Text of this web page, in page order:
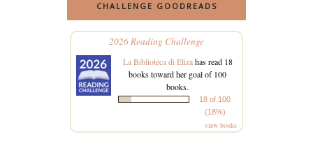
CHALLENGE GOODREADS
2026 Reading Challenge
La Biblioteca di Elizahas read 18
books toward her goal of 100
books.
18 of 100
(18%)
view books